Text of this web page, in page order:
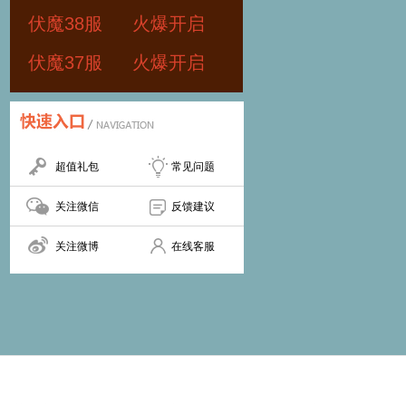
伏魔38服
火爆开启
伏魔37服
火爆开启
超值礼包 常见问题
关注微信 反馈建议
关注微博 在线客服